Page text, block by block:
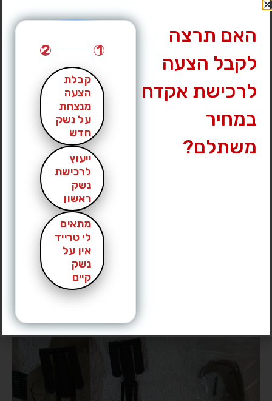
לחץ לצפייה במס’ טלפון »
האם תרצה
לקבל הצעה
לרכישת אקדח
במחיר
משתלם?
1
2
קבלת
הצעה
מנצחת
על נשק
חדש
ייעוץ
לרכישת
נשק
ראשון
מתאים
לי טרייד
אין על
נשק
קיים